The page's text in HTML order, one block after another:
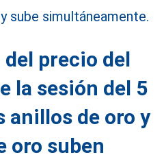
precio del
la sesión del 5
anillos de oro y
oro suben